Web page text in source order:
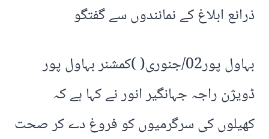
ذرائع ابلاغ کے نمائندوں سے گفتگو
بہاول پور02/جنوری( )کمشنر بہاول پور
ڈویژن راجہ جہانگیر انور نے کہا ہے کہ
کھیلوں کی سرگرمیوں کو فروغ دے کر صحت